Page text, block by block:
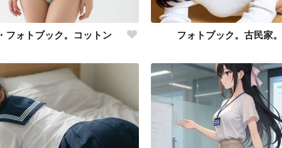
フォトブック。コットン フォトブック。古民家。